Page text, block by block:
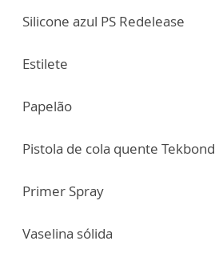
Silicone azul PS Redelease
Estilete
Papelão
Pistola de cola quente Tekbond
Primer Spray
Vaselina sólida